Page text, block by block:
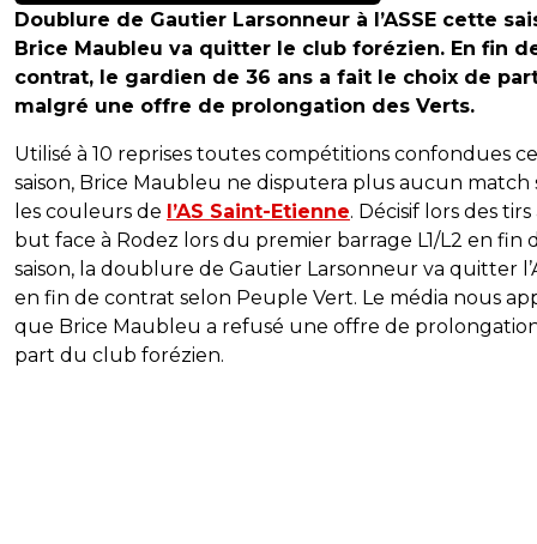
Doublure de Gautier Larsonneur à l’ASSE cette
Brice Maubleu va quitter le club forézien. En fin
contrat, le gardien de 36 ans a fait le choix de
malgré une offre de prolongation des Verts.
Utilisé à 10 reprises toutes compétitions confondues
saison, Brice Maubleu ne disputera plus aucun match
les couleurs de l’AS Saint-Etienne. Décisif lors des tirs
but face à Rodez lors du premier barrage L1/L2 en fin
saison, la doublure de Gautier Larsonneur va quitter
en fin de contrat selon Peuple Vert. Le média nous
que Brice Maubleu a refusé une offre de
part du club forézien.